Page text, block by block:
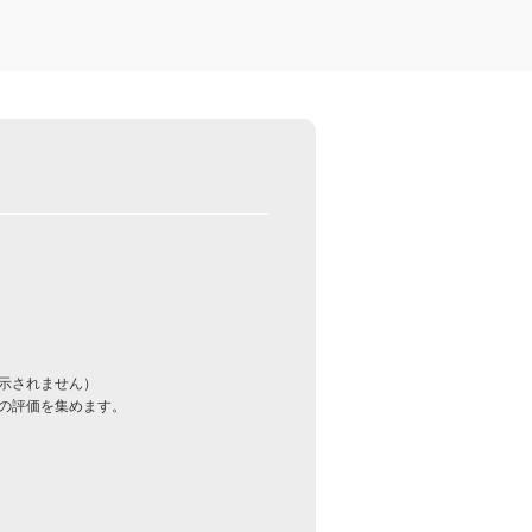
されません）
価を集めます。